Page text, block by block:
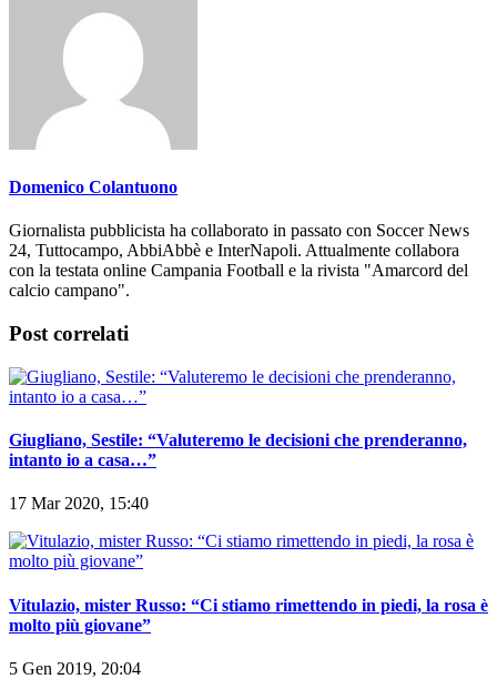
Domenico Colantuono
Giornalista pubblicista ha collaborato in passato con Soccer News
24, Tuttocampo, AbbiAbbè e InterNapoli. Attualmente collabora
con la testata online Campania Football e la rivista "Amarcord del
calcio campano".
Post correlati
Giugliano, Sestile: “Valuteremo le decisioni che prenderanno,
intanto io a casa…”
17 Mar 2020, 15:40
Vitulazio, mister Russo: “Ci stiamo rimettendo in piedi, la rosa è
molto più giovane”
5 Gen 2019, 20:04